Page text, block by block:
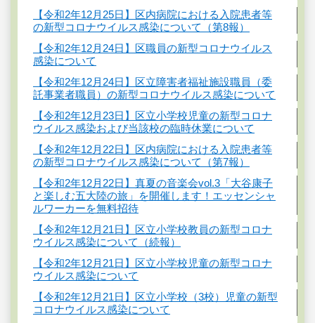
【令和2年12月25日】区内病院における入院患者等
の新型コロナウイルス感染について（第8報）
【令和2年12月24日】区職員の新型コロナウイルス
感染について
【令和2年12月24日】区立障害者福祉施設職員（委
託事業者職員）の新型コロナウイルス感染について
【令和2年12月23日】区立小学校児童の新型コロナ
ウイルス感染および当該校の臨時休業について
【令和2年12月22日】区内病院における入院患者等
の新型コロナウイルス感染について（第7報）
【令和2年12月22日】真夏の音楽会vol.3「大谷康子
と楽しむ五大陸の旅」を開催します！エッセンシャ
ルワーカーを無料招待
【令和2年12月21日】区立小学校教員の新型コロナ
ウイルス感染について（続報）
【令和2年12月21日】区立小学校児童の新型コロナ
ウイルス感染について
【令和2年12月21日】区立小学校（3校）児童の新型
コロナウイルス感染について